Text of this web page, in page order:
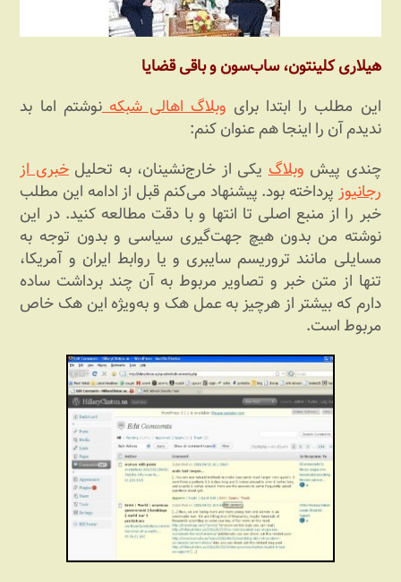
هیلاری کلینتون، ساب‏‌سون و باقی قضایا
این مطلب را ابتدا برای وبلاگ اهالی شبکهنوشتم اما بد
ندیدم آن را اینجا هم عنوان کنم:
چندی پیش وبلاگیکی از خارج‏‌نشینان، به تحلیلخبری از
رجانیوز پرداخته بود. پیشنهاد می‏‌کنم قبل از ادامه این مطلب
خبر را از منبع اصلی تا انتها و با دقت مطالعه کنید. در این
نوشته من بدون هیچ جهت‏‌گیری سیاسی و بدون توجه به
مسایلی مانند تروریسم سایبری و یا روابط ایران و آمریکا،
تنها از متن خبر و تصاویر مربوط به آن چند برداشت ساده
دارم که بیشتر از هرچیز به عمل هک و به‌‏ویژه این هک خاص
مربوط است.